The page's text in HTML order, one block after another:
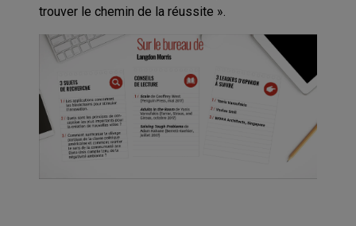
trouver le chemin de la réussite ».